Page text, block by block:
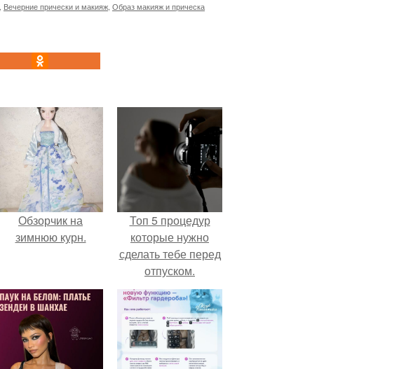
Вечерние прически и макияж Образ макияж и прическа
Обзорчик на
зимнюю курн.
Топ 5 процедур
которые нужно
сделать тебе перед
отпуском.